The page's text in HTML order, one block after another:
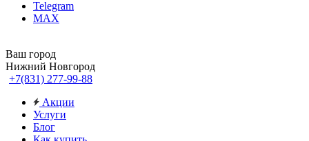
Telegram
MAX
Ваш город
Нижний Новгород
+7(831) 277-99-88
Акции
Услуги
Блог